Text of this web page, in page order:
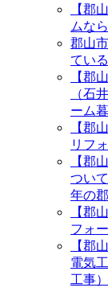
【郡
ムな
郡山
てい
【郡
（石
ーム
【郡
リフ
【郡
つい
年の
【郡
フォ
【郡
電気
工事